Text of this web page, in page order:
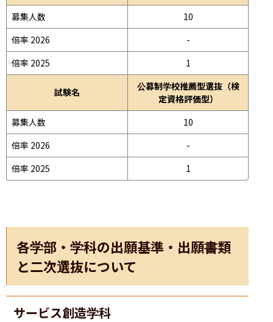
募集人数
10
倍率 2026
-
倍率 2025
1
試験名
公募制学校推薦型選抜（検
定資格評価型）
募集人数
10
倍率 2026
-
倍率 2025
1
各学部・学科の出願基準・出願書類
と二次選抜について
サービス創造学科